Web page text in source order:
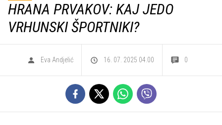
HRANA PRVAKOV: KAJ JEDO
VRHUNSKI ŠPORTNIKI?
Eva Andjelić 16. 07. 2025 04.00 0